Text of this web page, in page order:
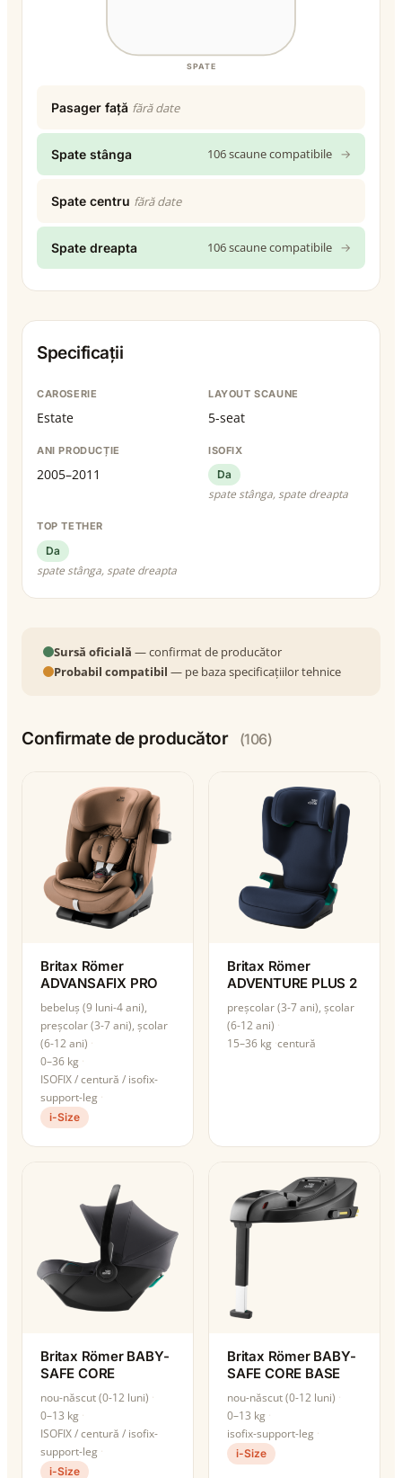
SPATE
Pasager față fără date
Spate stânga 106 scaune compatibile →
Spate centru fără date
Spate dreapta 106 scaune compatibile →
Specificații
CAROSERIE
Estate
LAYOUT SCAUNE
5-seat
ANI PRODUCȚIE
2005–2011
ISOFIX
Da
spate stânga, spate dreapta
TOP TETHER
Da
spate stânga, spate dreapta
Sursă oficială — confirmat de producător
Probabil compatibil — pe baza specificațiilor tehnice
Confirmate de producător (106)
Britax Römer
ADVANSAFIX PRO
bebeluș (9 luni-4 ani),
preșcolar (3-7 ani), școlar
(6-12 ani)
0–36 kg
ISOFIX / centură / isofix-
support-leg
i-Size
Britax Römer
ADVENTURE PLUS 2
preșcolar (3-7 ani), școlar
(6-12 ani)
15–36 kg centură
Britax Römer BABY-
SAFE CORE
nou-născut (0-12 luni)
0–13 kg
ISOFIX / centură / isofix-
support-leg
i-Size
Britax Römer BABY-
SAFE CORE BASE
nou-născut (0-12 luni)
0–13 kg
isofix-support-leg
i-Size